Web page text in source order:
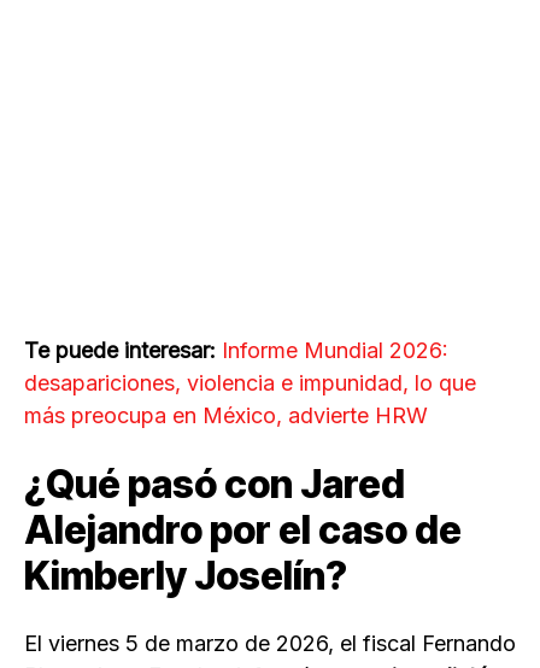
Te puede interesar: Informe Mundial 2026:
desapariciones, violencia e impunidad, lo que
más preocupa en México, advierte HRW
¿Qué pasó con Jared
Alejandro por el caso de
Kimberly Joselín?
El viernes 5 de marzo de 2026, el fiscal Fernando